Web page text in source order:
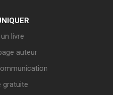
livre
auteur
gratuite